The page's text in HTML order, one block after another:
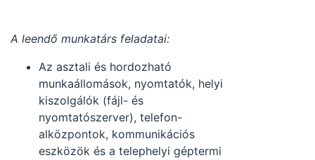
A leendő munkatárs feladatai:
Az asztali és hordozható
munkaállomások, nyomtatók, helyi
kiszolgálók (fájl- és
nyomtatószerver), telefon-
alközpontok, kommunikációs
eszközök és a telephelyi géptermi